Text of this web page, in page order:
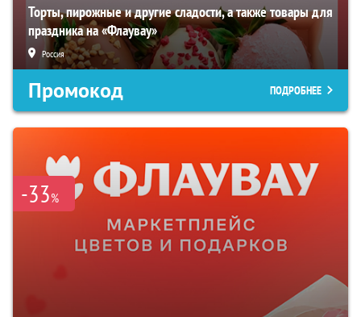
Торты, пирожные и другие сладости, а также товары для
праздника на «Флаувау»
Россия
Промокод ПОДРОБНЕЕ
-33%